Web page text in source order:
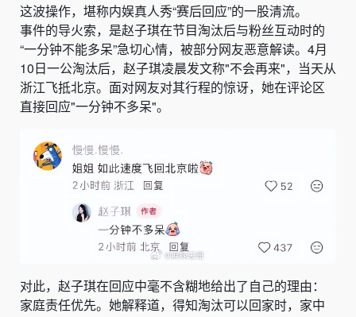
这波操作，堪称内娱真人秀“赛后回应”的一股清流。
事件的导火索，是赵子琪在节目淘汰后与粉丝互动时的
“一分钟不能多呆”急切心情，被部分网友恶意解读。4月
10日一公淘汰后，赵子琪凌晨发文称"不会再来"，当天从
浙江飞抵北京。面对网友对其行程的惊讶，她在评论区
直接回应"一分钟不多呆"。
对此，赵子琪在回应中毫不含糊地给出了自己的理由：
家庭责任优先。她解释道，得知淘汰可以回家时，家中